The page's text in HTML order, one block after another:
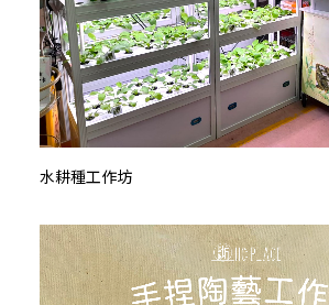
水耕種工作坊